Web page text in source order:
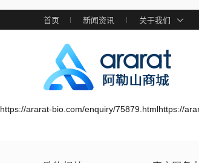
首页 新闻资讯 关于我们
https://ararat-bio.com/enquiry/75879.htmlhttps://